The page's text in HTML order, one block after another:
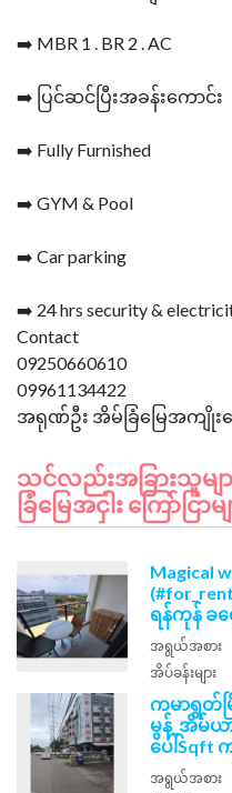
➡️ MBR 1 . BR 2 . AC
➡️ ပြင်ဆင်ပြီးအခန်းကောင်း
➡️ Fully Furnished
➡️ GYM & Pool
➡️ Car parking
➡️ 24 hrs security &
Contact
09250660610
09961134422
သင်လည်းအခြားသူမ
ခြံမြေအငှါး ကြော်ငြာမျ
Magical
ရန်ကုန် ခရ
အရွယ်အစား
အိပ်ခန်းများ
ကမာရွတ်
မွန်_အိမ်ယ
ပေါ်Sqft
အရွယ်အစား